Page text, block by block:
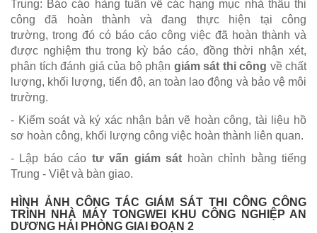
Trung: Báo cáo hàng tuần về các hạng mục nhà thầu thi
công đã hoàn thành và đang thực hiện tại công
trường, trong đó có báo cáo công việc đã hoàn thành và
được nghiệm thu trong kỳ báo cáo, đồng thời nhận xét,
phân tích đánh giá của bộ phận giám sát thi công về chất
lượng, khối lượng, tiến độ, an toàn lao động và bảo vệ môi
trường.
- Kiểm soát và ký xác nhận bản vẽ hoàn công, tài liệu hồ
sơ hoàn công, khối lượng công việc hoàn thành liên quan.
- Lập báo cáo tư vấn giám sát hoàn chỉnh bằng tiếng
Trung - Việt và bàn giao.
HÌNH ẢNH CÔNG TÁC GIÁM SÁT THI CÔNG CÔNG
TRÌNH NHÀ MÁY TONGWEI KHU CÔNG NGHIỆP AN
DƯƠNG HẢI PHÒNG GIAI ĐOẠN 2